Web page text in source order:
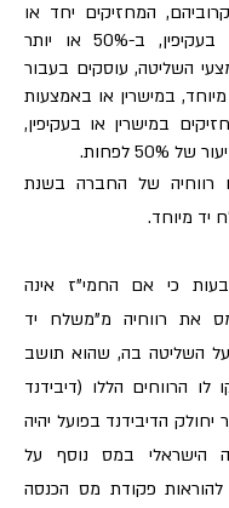
המחזיקים יחד או
לחוד, במישרין או בעקיפין, ב-50% או יותר
השליטה, עוסקים בעבור
במישרין או באמצעות
במישרין או בעקיפין,
לפחות.
רווחיה של החברה בשנת
יד מיוחד.
כי אם החמי"ז אינה
את רווחיה מ"משלח יד
השליטה בה, שהוא תושב
לו הרווחים הללו (דיבידנד
יחולק הדיבידנד בפועל יהיה
הישראלי במס נוסף על
פקודת מס הכנסה